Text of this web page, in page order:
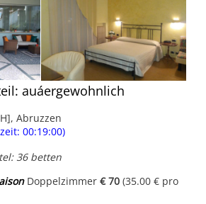
auáergewohnlich
Abruzzen
00:19:00)
36 betten
Doppelzimmer€ 70 (35.00 € pro